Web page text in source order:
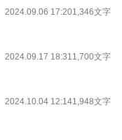
2024.09.06 17:201,346文字
2024.09.17 18:31 1,700文字
2024.10.04 12:141,948文字